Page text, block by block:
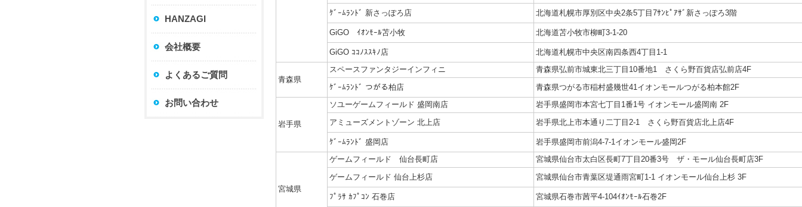
HANZAGI
会社概要
よくあるご質問
お問い合わせ
ｹﾞｰﾑﾗﾝﾄﾞ 新さっぽろ店 北海道札幌市厚別区中央2条5丁目7ｻﾝﾋﾟｱｻﾞ新さっぽろ3階
GiGO ｲｵﾝﾓｰﾙ苫小牧 北海道苫小牧市柳町3-1-20
GiGO ｺｺﾉｽｽｷﾉ店 北海道札幌市中央区南四条西4丁目1-1
青森県
スペースファンタジーインフィニ
青森県弘前市城東北三丁目10番地1 さくら野百貨店弘前店4F
ｹﾞｰﾑﾗﾝﾄﾞ つがる柏店
青森県つがる市稲村盛幾世41イオンモールつがる柏本館2F
岩手県
ソユーゲームフィールド 盛岡南店
岩手県盛岡市本宮七丁目1番1号 イオンモール盛岡南 2F
アミューズメントゾーン 北上店
岩手県北上市本通り二丁目2-1 さくら野百貨店北上店4F
ｹﾞｰﾑﾗﾝﾄﾞ 盛岡店 岩手県盛岡市前潟4-7-1イオンモール盛岡2F
宮城県
ゲームフィールド 仙台長町店
宮城県仙台市太白区長町7丁目20番3号 ザ・モール仙台長町店3F
ゲームフィールド 仙台上杉店
宮城県仙台市青葉区堤通雨宮町1-1 イオンモール仙台上杉 3F
ﾌﾟﾗｻ ｶﾌﾟｺﾝ 石巻店 宮城県石巻市茜平4-104ｲｵﾝﾓｰﾙ石巻2F